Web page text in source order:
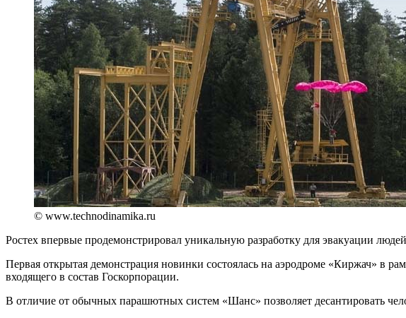
© www.technodinamika.ru
Ростех впервые продемонстрировал уникальную разработку для эвакуации
Первая открытая демонстрация новинки состоялась на аэродроме «Киржач» в
входящего в состав Госкорпорации.
В отличие от обычных парашютных систем «Шанс» позволяет десантировать